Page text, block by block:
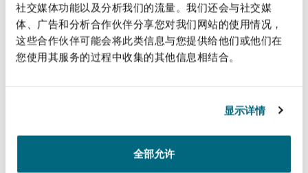
社交媒体功能以及分析我们的流量。我们还会与社交媒
体、广告和分析合作伙伴分享您对我们网站的使用情况，
这些合作伙伴可能会将此类信息与您提供给他们或他们在
您使用其服务的过程中收集的其他信息相结合。
显示详情
全部允许
Non-Contentious
Insurance Coverage
Political Risk & Trade Credit
海
阿密
尔福德
法律解析
直线
+44 (0) 12 1633 5960
Jade.Amer@clydeco.com